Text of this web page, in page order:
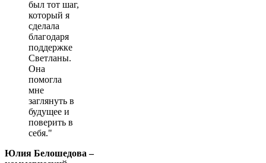
был тот шаг,
который я
сделала
благодаря
поддержке
Светланы.
Она
помогла
мне
заглянуть в
будущее и
поверить в
себя.
Юлия Белошедова –